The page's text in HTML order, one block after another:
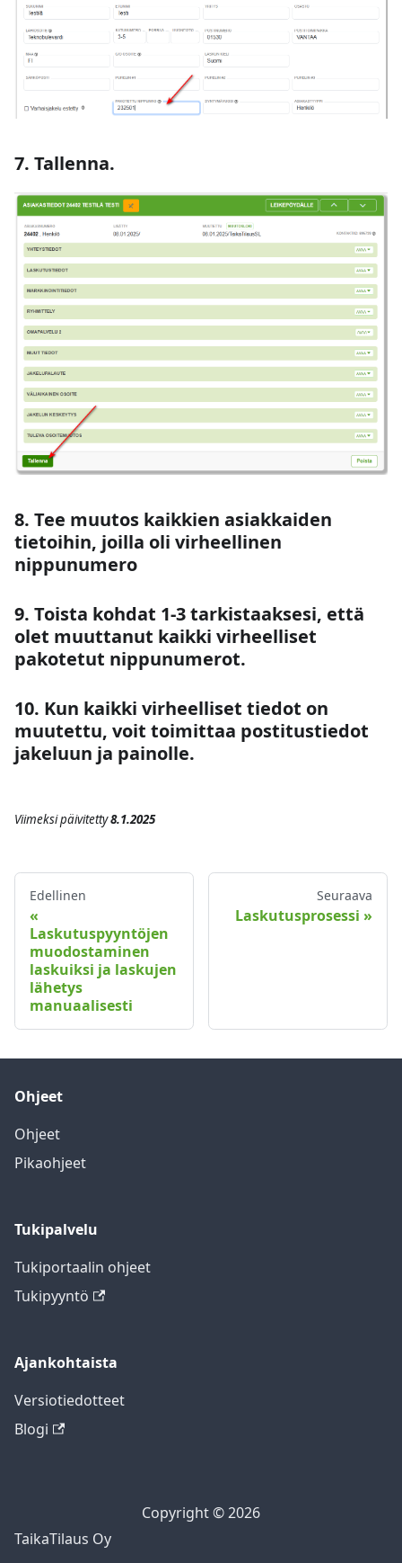
7. Tallenna.
8. Tee muutos kaikkien asiakkaiden
tietoihin, joilla oli virheellinen
nippunumero
9. Toista kohdat 1-3 tarkistaaksesi, että
olet muuttanut kaikki virheelliset
pakotetut nippunumerot.
10. Kun kaikki virheelliset tiedot on
muutettu, voit toimittaa postitustiedot
jakeluun ja painolle.
Viimeksi päivitetty8.1.2025
Edellinen
Laskutuspyyntöjen
muodostaminen
laskuiksi ja laskujen
lähetys
manuaalisesti
Seuraava
Laskutusprosessi
Ohjeet
Ohjeet
Pikaohjeet
Tukipalvelu
Tukiportaalin ohjeet
Tukipyyntö
Ajankohtaista
Versiotiedotteet
Blogi
Copyright © 2026
TaikaTilaus Oy